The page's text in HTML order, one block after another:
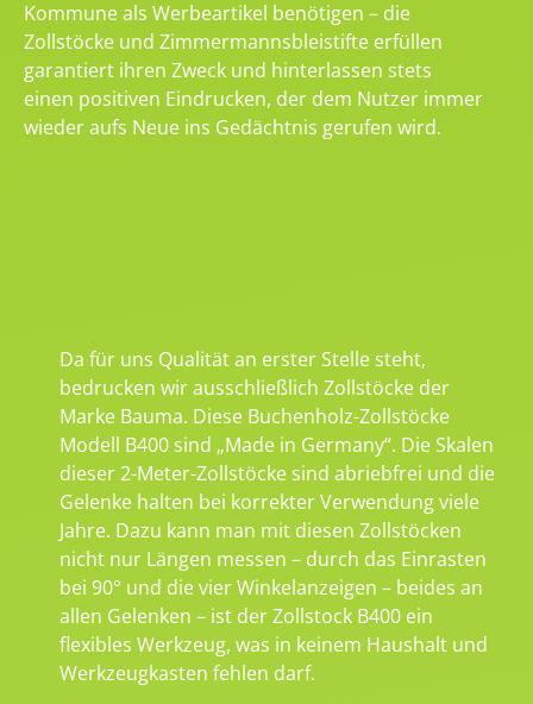
Kommune als Werbeartikel benötigen – die
Zollstöcke und Zimmermannsbleistifte erfüllen
garantiert ihren Zweck und hinterlassen stets
einen positiven Eindrucken, der dem Nutzer immer
wieder aufs Neue ins Gedächtnis gerufen wird.
Da für uns Qualität an erster Stelle steht,
bedrucken wir ausschließlich Zollstöcke der
Marke Bauma. Diese Buchenholz-Zollstöcke
Modell B400 sind „Made in Germany“. Die Skalen
dieser 2-Meter-Zollstöcke sind abriebfrei und die
Gelenke halten bei korrekter Verwendung viele
Jahre. Dazu kann man mit diesen Zollstöcken
nicht nur Längen messen – durch das Einrasten
bei 90° und die vier Winkelanzeigen – beides an
allen Gelenken – ist der Zollstock B400 ein
flexibles Werkzeug, was in keinem Haushalt und
Werkzeugkasten fehlen darf.